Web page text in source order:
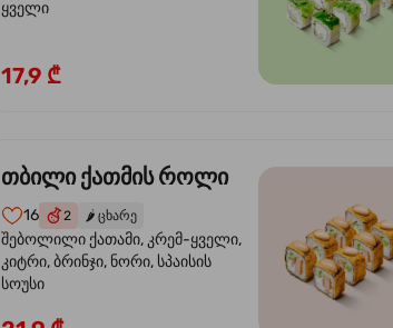
ყველი
17,9 ₾
თბილი ქათმის როლი
16 2 🌶️ ცხარე
შებოლილი ქათამი, კრემ-ყველი,
კიტრი, ბრინჯი, ნორი, სპაისის
სოუსი